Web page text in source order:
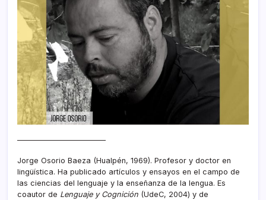
———————————–
Jorge Osorio Baeza (Hualpén, 1969). Profesor y doctor en
lingüística. Ha publicado artículos y ensayos en el campo de
las ciencias del lenguaje y la enseñanza de la lengua. Es
coautor de Lenguaje y Cognición (UdeC, 2004) y de